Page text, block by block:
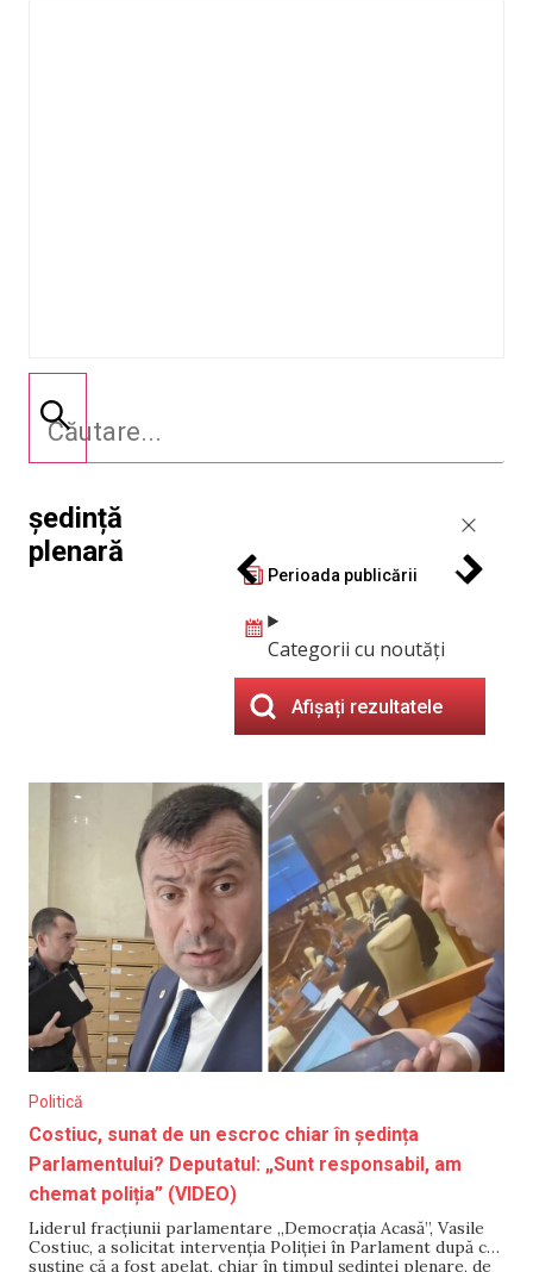
ședință
plenară
Perioada publicării
Categorii cu noutăți
Afișați rezultatele
Politică
Costiuc, sunat de un escroc chiar în ședința
Parlamentului? Deputatul: „Sunt responsabil, am
chemat poliția” (VIDEO)
Liderul fracțiunii parlamentare „Democrația Acasă”, Vasile
Costiuc, a solicitat intervenția Poliției în Parlament după ce
susține că a fost apelat, chiar în timpul ședinței plenare, de